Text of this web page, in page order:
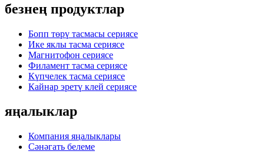
безнең продуктлар
Бопп төрү тасмасы сериясе
Ике яклы тасма сериясе
Магнитофон сериясе
Филамент тасма сериясе
Күпчелек тасма сериясе
Кайнар эретү клей сериясе
яңалыклар
Компания яңалыклары
Сәнәгать белеме